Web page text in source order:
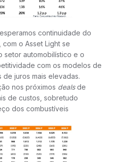
continuidade do
o Asset Light se
setor automobilístico e o
com os modelos de
juros mais elevadas.
nos próximos dealsde
de custos, sobretudo
dos combustíveis